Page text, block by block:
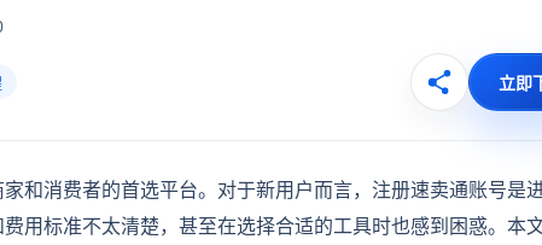
立即
和消费者的首选平台。对于新用户而言，注册速卖通账号是
用标准不太清楚，甚至在选择合适的工具时也感到困惑。本